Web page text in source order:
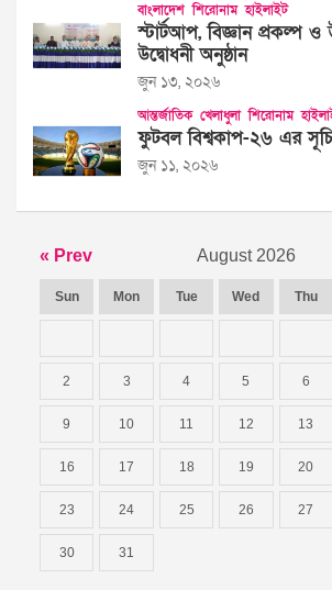
বাংলাদেশ শিরোনাম হাইলাইট
স্টার্টআপ, বিজ্ঞান প্রকল্প ও
উদ্বোধনী অনুষ্ঠান
জুন ১৩, ২০২৬
আন্তর্জাতিক খেলাধুলা শিরোনাম
ফুটবল বিশ্বকাপ-২৬ এর সূচি
জুন ১১, ২০২৬
« Prev August 2026
Sun Mon Tue Wed Thu
2 3 4 5 6
9 10 11 12 13
16 17 18 19 20
23 24 25 26 27
30 31